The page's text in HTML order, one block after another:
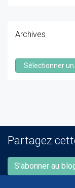
Archives
Archives
Partagez
S'abonner au